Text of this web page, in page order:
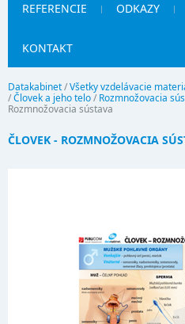
REFERENCIE ODKAZY
KONTAKT
Datakabinet/Všetky vzdelávacie
/Človek a jeho telo/ Rozmnožovacia
Rozmnožovacia sústava
ČLOVEK - ROZMNOŽOVACIA